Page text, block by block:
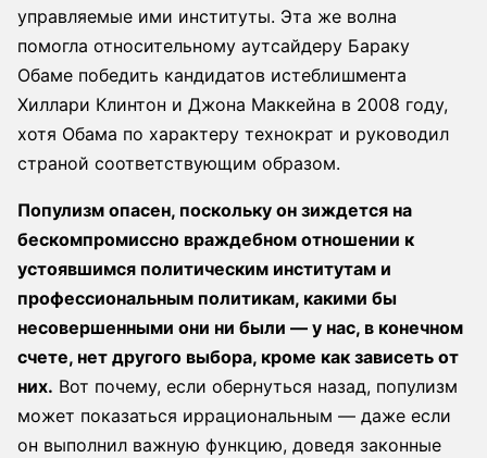
управляемые ими институты. Эта же волна
помогла относительному аутсайдеру Бараку
Обаме победить кандидатов истеблишмента
Хиллари Клинтон и Джона Маккейна в 2008 году,
хотя Обама по характеру технократ и руководил
страной соответствующим образом.
Популизм опасен, поскольку он зиждется на
бескомпромиссно враждебном отношении к
устоявшимся политическим институтам и
профессиональным политикам, какими бы
несовершенными они ни были — у нас, в конечном
счете, нет другого выбора, кроме как зависеть от
них. Вот почему, если обернуться назад, популизм
может показаться иррациональным — даже если
он выполнил важную функцию, доведя законные